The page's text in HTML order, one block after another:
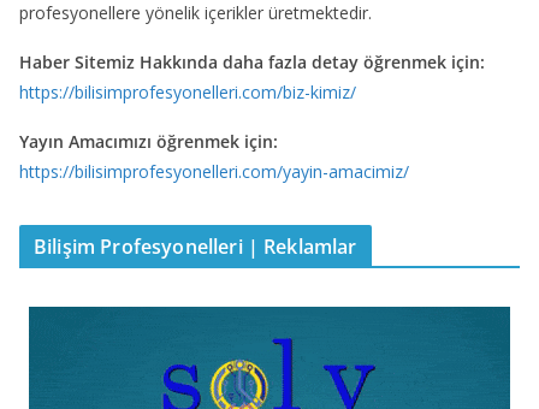
profesyonellere yönelik içerikler üretmektedir.
Haber Sitemiz Hakkında daha fazla detay öğrenmek için:
https://bilisimprofesyonelleri.com/biz-kimiz/
Yayın Amacımızı öğrenmek için:
https://bilisimprofesyonelleri.com/yayin-amacimiz/
Bilişim Profesyonelleri | Reklamlar